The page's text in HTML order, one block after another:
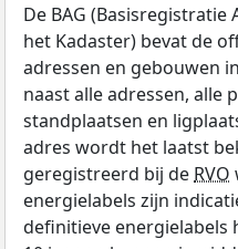
De BAG (Basisregistratie
het Kadaster) bevat de
adressen en gebouwen
naast alle adressen, alle
standplaatsen en
adres wordt het laatst
geregistreerd bij de RVO
energielabels zijn
definitieve energielabels